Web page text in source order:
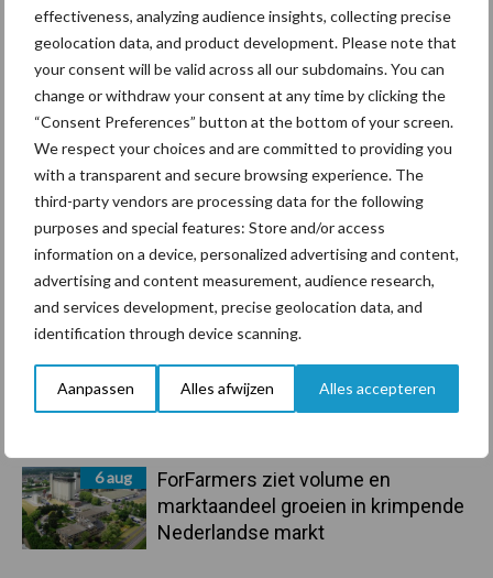
effectiveness, analyzing audience insights, collecting precise
geolocation data, and product development. Please note that
your consent will be valid across all our subdomains. You can
change or withdraw your consent at any time by clicking the
“Consent Preferences” button at the bottom of your screen.
We respect your choices and are committed to providing you
with a transparent and secure browsing experience. The
third-party vendors are processing data for the following
purposes and special features: Store and/or access
information on a device, personalized advertising and content,
advertising and content measurement, audience research,
and services development, precise geolocation data, and
identification through device scanning.
Aanpassen Alles afwijzen Alles accepteren
Primaire
Recent nieuws Partner nieuws
6 aug
ForFarmers ziet volume en
marktaandeel groeien in krimpende
Nederlandse markt
Diergezondheid Bemesting Fokkerij
Bedrijfsnieuws
Ligbox &
Voerhekken
Toon meer